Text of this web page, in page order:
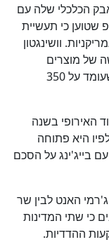
הכלכלי שלה עם
כי תעשיית
וושינגטון
של מוצרים
אמריקניים כדי לצמצם את מרווח המסחר שעומד על 350
האירופי בשנה
היא פתוחה
בייג'ינג על הסכם
האנט לבין שר
כי שתי המדינות
ההדדיות.